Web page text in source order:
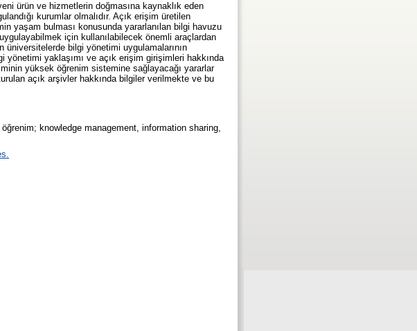
ürün ve hizmetlerin doğmasına kaynaklık eden
kurumlar olmalıdır. Açık erişim üretilen
yaşam bulması konusunda yararlanılan bilgi havuzu
için kullanılabilecek önemli araçlardan
bilgi yönetimi uygulamalarının
yönetimi yaklaşımı ve açık erişim girişimleri hakkında
yüksek öğrenim sistemine sağlayacağı yararlar
açık arşivler hakkında bilgiler verilmekte ve bu
knowledge management, information sharing,